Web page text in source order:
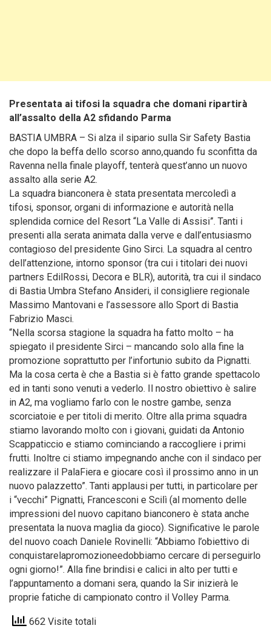
Presentata ai tifosi la squadra che domani ripartirà
all’assalto della A2 sfidando Parma
BASTIA UMBRA – Si alza il sipario sulla Sir Safety Bastia
che dopo la beffa dello scorso anno,quando fu sconfitta da
Ravenna nella finale playoff, tenterà quest’anno un nuovo
assalto alla serie A2.
La squadra bianconera è stata presentata mercoledì a
tifosi, sponsor, organi di informazione e autorità nella
splendida cornice del Resort “La Valle di Assisi”. Tanti i
presenti alla serata animata dalla verve e dall’entusiasmo
contagioso del presidente Gino Sirci. La squadra al centro
dell’attenzione, intorno sponsor (tra cui i titolari dei nuovi
partners EdilRossi, Decora e BLR), autorità, tra cui il sindaco
di Bastia Umbra Stefano Ansideri, il consigliere regionale
Massimo Mantovani e l’assessore allo Sport di Bastia
Fabrizio Masci.
“Nella scorsa stagione la squadra ha fatto molto – ha
spiegato il presidente Sirci – mancando solo alla fine la
promozione soprattutto per l’infortunio subito da Pignatti.
Ma la cosa certa è che a Bastia si è fatto grande spettacolo
ed in tanti sono venuti a vederlo. Il nostro obiettivo è salire
in A2, ma vogliamo farlo con le nostre gambe, senza
scorciatoie e per titoli di merito. Oltre alla prima squadra
stiamo lavorando molto con i giovani, guidati da Antonio
Scappaticcio e stiamo cominciando a raccogliere i primi
frutti. Inoltre ci stiamo impegnando anche con il sindaco per
realizzare il PalaFiera e giocare così il prossimo anno in un
nuovo palazzetto”. Tanti applausi per tutti, in particolare per
i “vecchi” Pignatti, Francesconi e Scilì (al momento delle
impressioni del nuovo capitano bianconero è stata anche
presentata la nuova maglia da gioco). Significative le parole
del nuovo coach Daniele Rovinelli: “Abbiamo l’obiettivo di
conquistarelapromozioneedobbiamo cercare di perseguirlo
ogni giorno!”. Alla fine brindisi e calici in alto per tutti e
l’appuntamento a domani sera, quando la Sir inizierà le
proprie fatiche di campionato contro il Volley Parma.
662 Visite totali